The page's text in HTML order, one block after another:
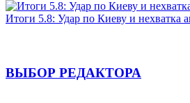
Итоги 5.8: Удар по Киеву и нехватка
ВЫБОР РЕДАКТОРА